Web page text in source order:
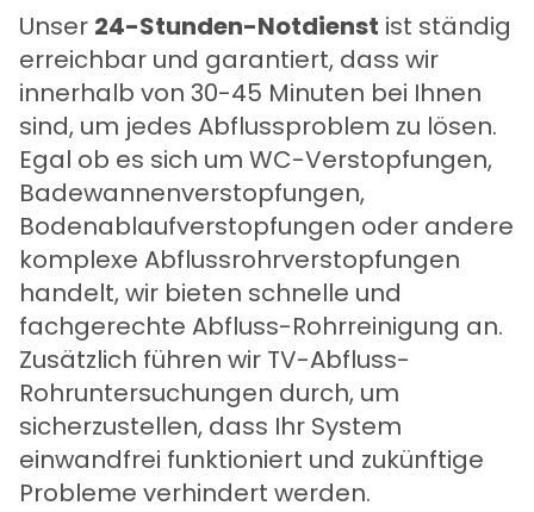
Unser 24-Stunden-Notdienst ist ständig
erreichbar und garantiert, dass wir
innerhalb von 30-45 Minuten bei Ihnen
sind, um jedes Abflussproblem zu lösen.
Egal ob es sich um WC-Verstopfungen,
Badewannenverstopfungen,
Bodenablaufverstopfungen oder andere
komplexe Abflussrohrverstopfungen
handelt, wir bieten schnelle und
fachgerechte Abfluss-Rohrreinigung an.
Zusätzlich führen wir TV-Abfluss-
Rohruntersuchungen durch, um
sicherzustellen, dass Ihr System
einwandfrei funktioniert und zukünftige
Probleme verhindert werden.